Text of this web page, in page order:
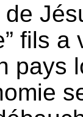
de
fils
pays